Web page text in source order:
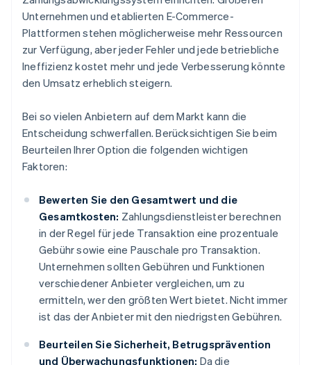
Unternehmen und etablierten E-Commerce-
Plattformen stehen möglicherweise mehr Ressourcen
zur Verfügung, aber jeder Fehler und jede betriebliche
Ineffizienz kostet mehr und jede Verbesserung könnte
den Umsatz erheblich steigern.
Bei so vielen Anbietern auf dem Markt kann die
Entscheidung schwerfallen. Berücksichtigen Sie beim
Beurteilen Ihrer Option die folgenden wichtigen
Faktoren:
Bewerten Sie den Gesamtwert und die
Gesamtkosten: Zahlungsdienstleister berechnen
in der Regel für jede Transaktion eine prozentuale
Gebühr sowie eine Pauschale pro Transaktion.
Unternehmen sollten Gebühren und Funktionen
verschiedener Anbieter vergleichen, um zu
ermitteln, wer den größten Wert bietet. Nicht immer
ist das der Anbieter mit den niedrigsten Gebühren.
Beurteilen Sie Sicherheit, Betrugsprävention
und Überwachungsfunktionen: Da die